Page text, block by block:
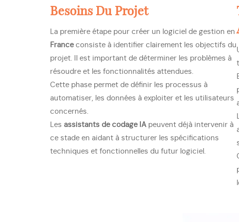
Besoins Du Projet
La première étape pour créer un logiciel de gestion en
Franceconsiste à identifier clairement les objectifs du
projet. Il est important de déterminer les problèmes à
résoudre et les fonctionnalités attendues.
Cette phase permet de définir les processus à
automatiser, les données à exploiter et les utilisateurs
concernés.
Les assistants de codage IA peuvent déjà intervenir à
ce stade en aidant à structurer les spécifications
techniques et fonctionnelles du futur logiciel.